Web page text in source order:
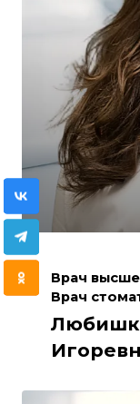
Врач
Врач